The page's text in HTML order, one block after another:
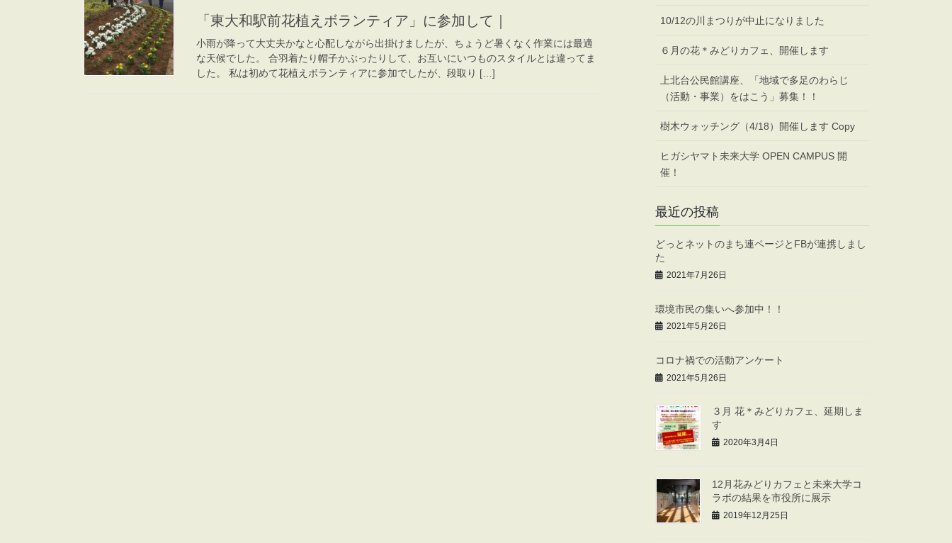
「東大和駅前花植えボランティア」に参加して｜
小雨が降って大丈夫かなと心配しながら出掛けましたが、ちょうど暑くなく作業には最適
な天候でした。 合羽着たり帽子かぶったりして、お互いにいつものスタイルとは違ってま
した。 私は初めて花植えボランティアに参加でしたが、段取り […]
10/12の川まつりが中止になりました
６月の花＊みどりカフェ、開催します
上北台公民館講座、「地域で多足のわらじ
（活動・事業）をはこう」募集！！
樹木ウォッチング（4/18）開催します Copy
ヒガシヤマト未来大学 OPEN CAMPUS 開
催！
最近の投稿
どっとネットのまち連ページとFBが連携しまし
た
2021年7月26日
環境市民の集いへ参加中！！
2021年5月26日
コロナ禍での活動アンケート
2021年5月26日
３月 花＊みどりカフェ、延期しま
す
2020年3月4日
12月花みどりカフェと未来大学コ
ラボの結果を市役所に展示
2019年12月25日